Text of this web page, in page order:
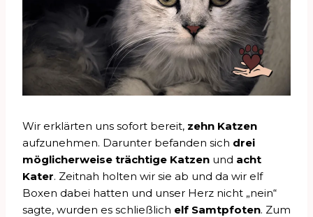
Wir erklärten uns sofort bereit, zehn Katzen
aufzunehmen. Darunter befanden sich drei
möglicherweise trächtige Katzen und acht
Kater. Zeitnah holten wir sie ab und da wir elf
Boxen dabei hatten und unser Herz nicht „nein“
sagte, wurden es schließlich elf Samtpfoten. Zum